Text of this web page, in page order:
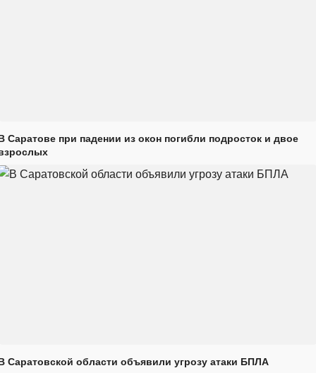
Саратове при падении из окон погибли подросток и двое
Саратовской области объявили угрозу атаки БПЛА